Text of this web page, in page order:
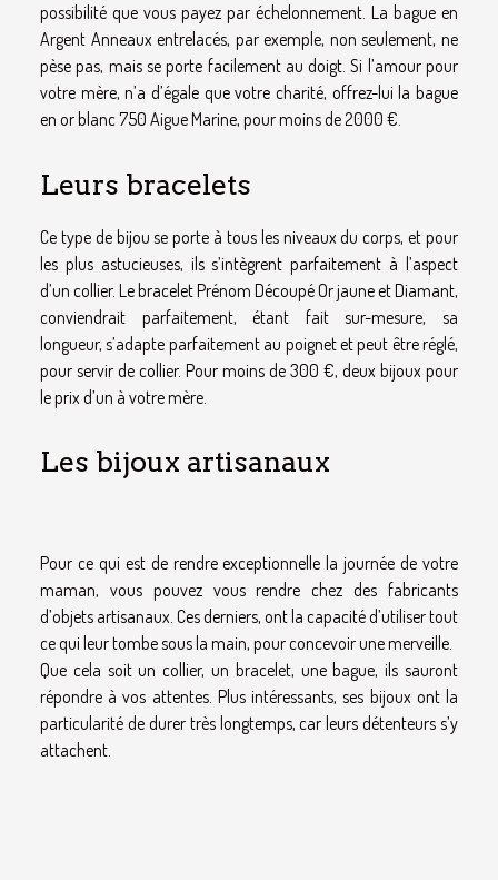
possibilité que vous payez par échelonnement. La bague en
Argent Anneaux entrelacés, par exemple, non seulement, ne
pèse pas, mais se porte facilement au doigt. Si l’amour pour
votre mère, n’a d’égale que votre charité, offrez-lui la bague
en or blanc 750 Aigue Marine, pour moins de 2000 €.
Leurs bracelets
Ce type de bijou se porte à tous les niveaux du corps, et pour
les plus astucieuses, ils s’intègrent parfaitement à l’aspect
d’un collier. Le bracelet Prénom Découpé Or jaune et Diamant,
conviendrait parfaitement, étant fait sur-mesure, sa
longueur, s’adapte parfaitement au poignet et peut être réglé,
pour servir de collier. Pour moins de 300 €, deux bijoux pour
le prix d’un à votre mère.
Les bijoux artisanaux
Pour ce qui est de rendre exceptionnelle la journée de votre
maman, vous pouvez vous rendre chez des fabricants
d’objets artisanaux. Ces derniers, ont la capacité d’utiliser tout
ce qui leur tombe sous la main, pour concevoir une merveille.
Que cela soit un collier, un bracelet, une bague, ils sauront
répondre à vos attentes. Plus intéressants, ses bijoux ont la
particularité de durer très longtemps, car leurs détenteurs s’y
attachent.